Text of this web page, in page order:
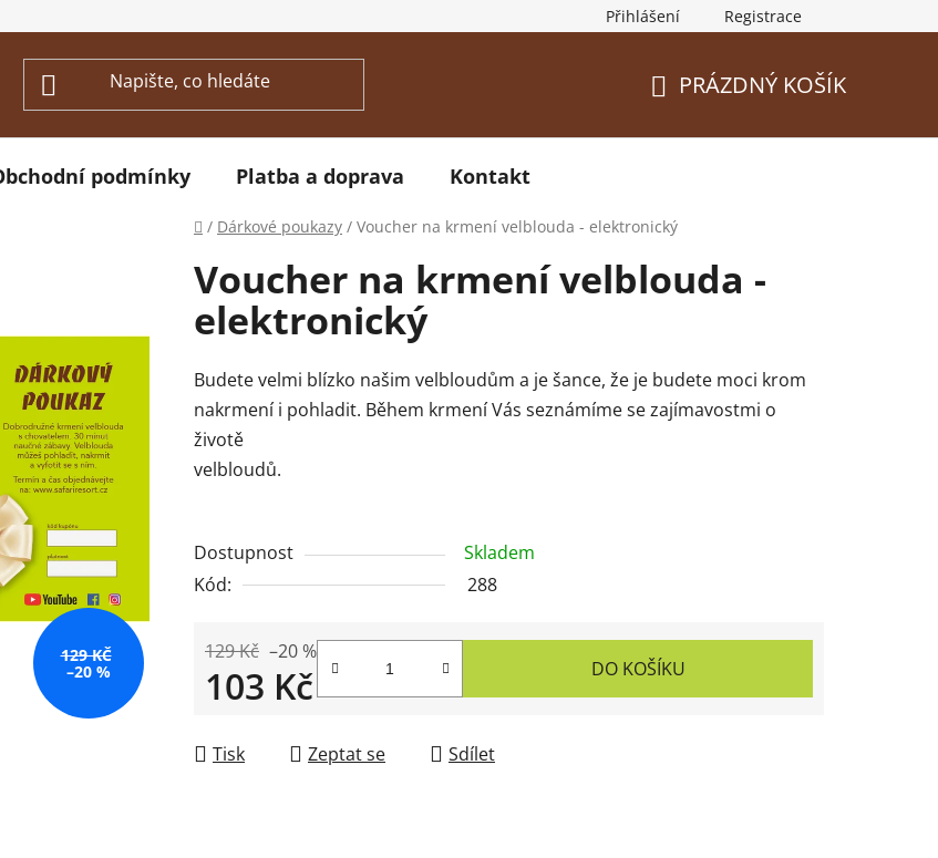
Přihlášení Registrace
PRÁZDNÝ KOŠÍK
podmínky Platba a doprava Kontakt
Domů
/ Dárkové poukazy / Voucher na krmení velblouda - elektronický
Voucher na krmení velblouda -
elektronický
Budete velmi blízko našim velbloudům a je šance, že je budete moci krom
nakrmení i pohladit. Během krmení Vás seznámíme se zajímavostmi o
životě
Dostupnost
Skladem
Kód:
288
129 Kč –20 %
103 Kč DO KOŠÍKU
Tisk Zeptat se Sdílet
129 KČ
–20 %